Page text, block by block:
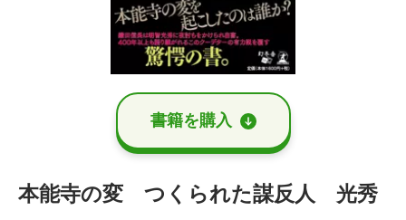
書籍を購⼊
本能寺の変 つくられた謀反人 光秀